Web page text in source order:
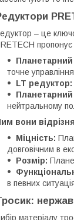
– це
пропонує
точне
LT редуктор:
Планетарний
нейтральному
вони
Міцність:
довговічним в
Розмір:
в певних
матеріалу